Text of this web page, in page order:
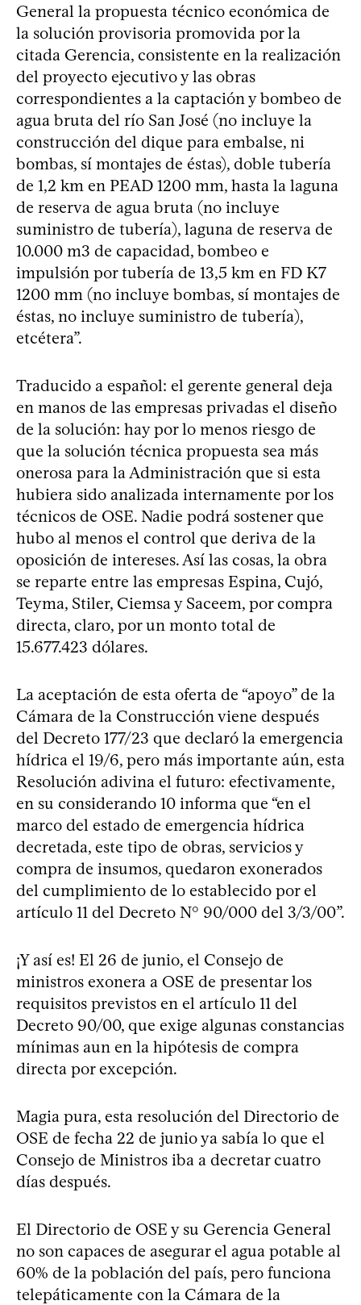
General la propuesta técnico económica de
la solución provisoria promovida por la
citada Gerencia, consistente en la realización
del proyecto ejecutivo y las obras
correspondientes a la captación y bombeo de
agua bruta del río San José (no incluye la
construcción del dique para embalse, ni
bombas, sí montajes de éstas), doble tubería
de 1,2 km en PEAD 1200 mm, hasta la laguna
de reserva de agua bruta (no incluye
suministro de tubería), laguna de reserva de
10.000 m3 de capacidad, bombeo e
impulsión por tubería de 13,5 km en FD K7
1200 mm (no incluye bombas, sí montajes de
éstas, no incluye suministro de tubería),
etcétera”.
Traducido a español: el gerente general deja
en manos de las empresas privadas el diseño
de la solución: hay por lo menos riesgo de
que la solución técnica propuesta sea más
onerosa para la Administración que si esta
hubiera sido analizada internamente por los
técnicos de OSE. Nadie podrá sostener que
hubo al menos el control que deriva de la
oposición de intereses. Así las cosas, la obra
se reparte entre las empresas Espina, Cujó,
Teyma, Stiler, Ciemsa y Saceem, por compra
directa, claro, por un monto total de
15.677.423 dólares.
La aceptación de esta oferta de “apoyo” de la
Cámara de la Construcción viene después
del Decreto 177/23 que declaró la emergencia
hídrica el 19/6, pero más importante aún, esta
Resolución adivina el futuro: efectivamente,
en su considerando 10 informa que “en el
marco del estado de emergencia hídrica
decretada, este tipo de obras, servicios y
compra de insumos, quedaron exonerados
del cumplimiento de lo establecido por el
artículo 11 del Decreto N° 90/000 del 3/3/00”.
¡Y así es! El 26 de junio, el Consejo de
ministros exonera a OSE de presentar los
requisitos previstos en el artículo 11 del
Decreto 90/00, que exige algunas constancias
mínimas aun en la hipótesis de compra
directa por excepción.
Magia pura, esta resolución del Directorio de
OSE de fecha 22 de junio ya sabía lo que el
Consejo de Ministros iba a decretar cuatro
días después.
El Directorio de OSE y su Gerencia General
no son capaces de asegurar el agua potable al
60% de la población del país, pero funciona
telepáticamente con la Cámara de la